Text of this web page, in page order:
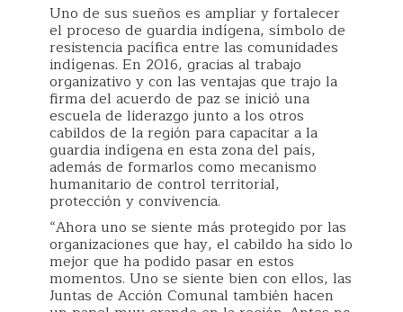
Uno de sus sueños es ampliar y fortalecer
el proceso de guardia indígena, símbolo de
resistencia pacífica entre las comunidades
indígenas. En 2016, gracias al trabajo
organizativo y con las ventajas que trajo la
firma del acuerdo de paz se inició una
escuela de liderazgo junto a los otros
cabildos de la región para capacitar a la
guardia indígena en esta zona del país,
además de formarlos como mecanismo
humanitario de control territorial,
protección y convivencia.
“Ahora uno se siente más protegido por las
organizaciones que hay, el cabildo ha sido lo
mejor que ha podido pasar en estos
momentos. Uno se siente bien con ellos, las
Juntas de Acción Comunal también hacen